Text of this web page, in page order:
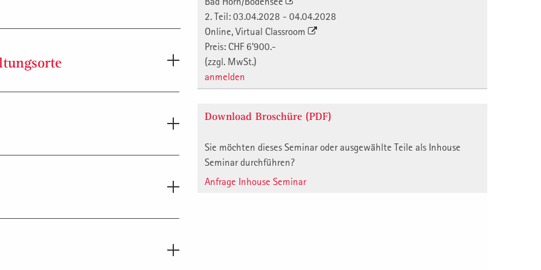
in Deutschland oder in
sowie
2. Teil: 03.04.2028 - 04.04.2028
Online, Virtual Classroom
Preis: CHF 6'900.-
(zzgl. MwSt.)
anmelden
Download Broschüre (PDF)
Sie möchten dieses Seminar oder ausgewählte Teile als Inhouse
Seminar durchführen?
Anfrage Inhouse Seminar